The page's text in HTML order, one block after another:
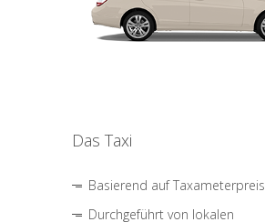
Das Taxi
Basierend auf Taxameterpreis
Durchgeführt von lokalen